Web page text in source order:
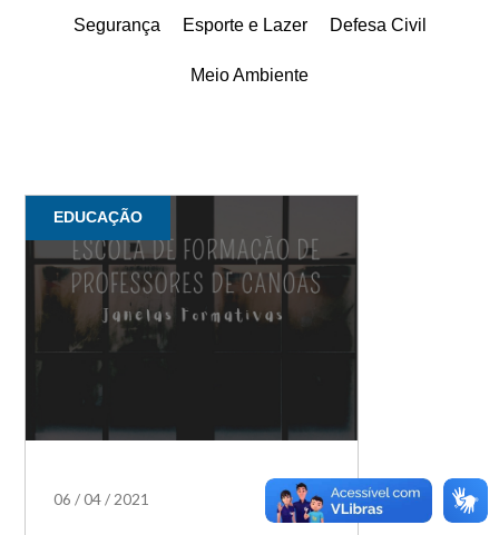
Segurança Esporte e Lazer Defesa Civil
Meio Ambiente
EDUCAÇÃO
06 /04 /2021